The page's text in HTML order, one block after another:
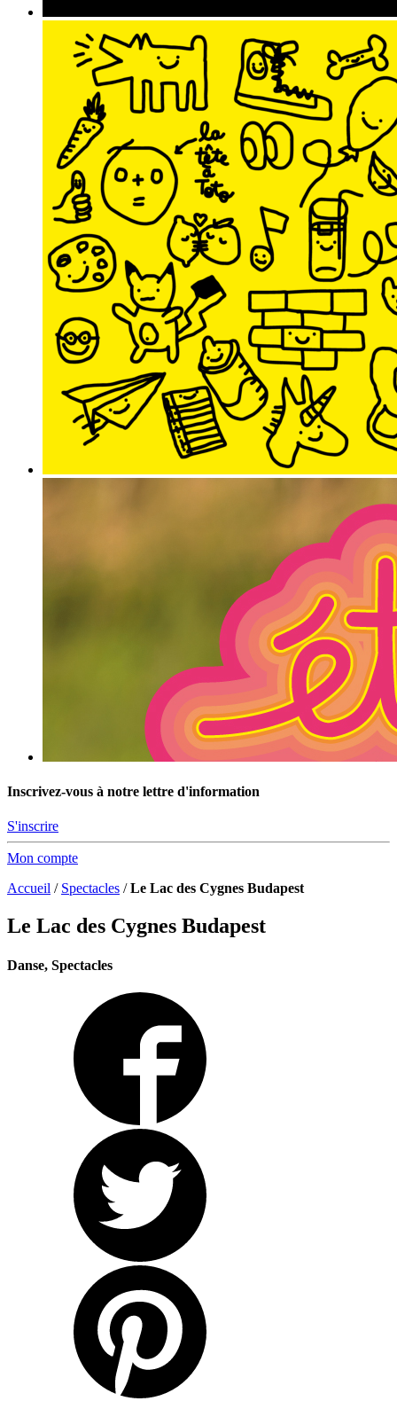
Inscrivez-vous à notre lettre d'information
S'inscrire
Mon compte
Accueil / Spectacles /Le Lac des Cygnes Budapest
Le Lac des Cygnes Budapest
Danse, Spectacles